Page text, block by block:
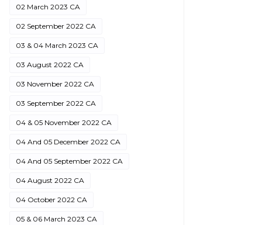
02 March 2023 CA
02 September 2022 CA
03 & 04 March 2023 CA
03 August 2022 CA
03 November 2022 CA
03 September 2022 CA
04 & 05 November 2022 CA
04 And 05 December 2022 CA
04 And 05 September 2022 CA
04 August 2022 CA
04 October 2022 CA
05 & 06 March 2023 CA